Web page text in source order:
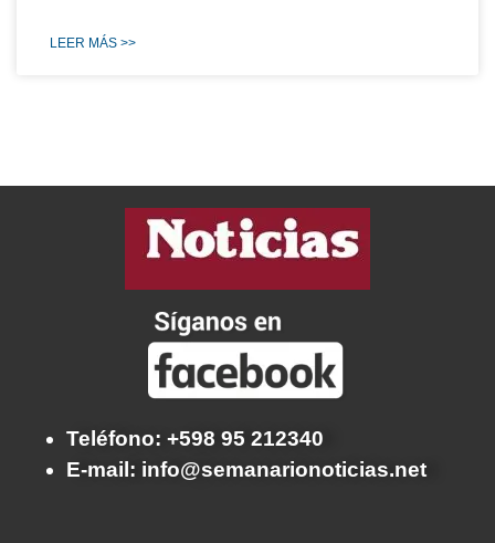
LEER MÁS >>
Teléfono: +598 95 212340
E-mail: info@semanarionoticias.net